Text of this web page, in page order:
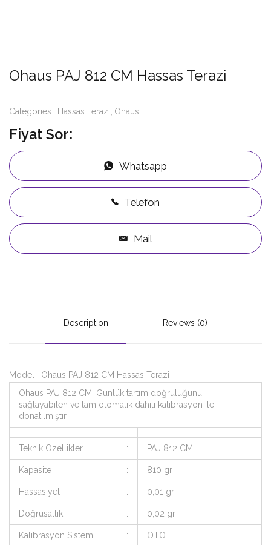
Ohaus PAJ 812 CM Hassas Terazi
Categories: Hassas Terazi Ohaus
Fiyat Sor:
Whatsapp
Telefon
Mail
Description Reviews (0)
Model : Ohaus PAJ 812 CM Hassas Terazi
Ohaus PAJ 812 CM, Günlük tartım doğruluğunu
sağlayabilen ve tam otomatik dahili kalibrasyon ile
donatılmıştır.
Teknik Özellikler : PAJ 812 CM
Kapasite : 810 gr
Hassasiyet : 0,01 gr
Doğrusallık : 0,02 gr
Kalibrasyon Sistemi : OTO.